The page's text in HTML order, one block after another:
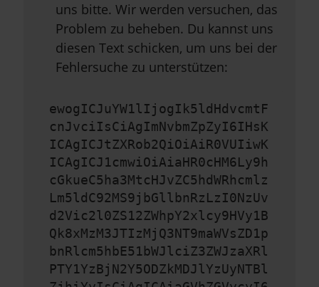
uns bitte. Wir werden versuchen, das
Problem zu beheben. Du kannst uns
diesen Text schicken, um uns bei der
Fehlersuche zu unterstützen:
ewogICJuYW1lIjogIk5ldHdvcmtF
cnJvciIsCiAgImNvbmZpZyI6IHsK
ICAgICJtZXRob2QiOiAiR0VUIiwK
ICAgICJ1cmwiOiAiaHR0cHM6Ly9h
cGkueC5ha3MtcHJvZC5hdWRhcmlz
Lm5ldC92MS9jbGllbnRzLzI0NzUv
d2Vic2l0ZS12ZWhpY2xlcy9HVy1B
Qk8xMzM3JTIzMjQ3NT9maWVsZD1p
bnRlcm5hbE51bWJlciZ3ZWJzaXRl
PTY1YzBjN2Y5ODZkMDJlYzUyNTBl